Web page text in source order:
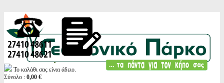
Το καλάθι σας είναι άδειο.
Σύνολο : 0,00 €